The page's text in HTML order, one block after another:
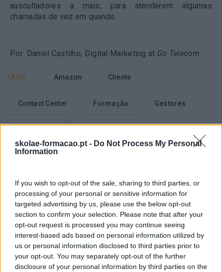
skolae-formacao.pt - Do Not Process My Personal
Information
If you wish to opt-out of the sale, sharing to third parties, or
processing of your personal or sensitive information for
targeted advertising by us, please use the below opt-out
section to confirm your selection. Please note that after your
opt-out request is processed you may continue seeing
interest-based ads based on personal information utilized by
us or personal information disclosed to third parties prior to
your opt-out. You may separately opt-out of the further
disclosure of your personal information by third parties on the
auscultadores a mais, para atenderem algumas
chamadas de vez em quando.
Por: Daniel Castilho, Digital Marketing at Go Telecom
TAGS: Amazon Cliente
Contact Center Formação Gestores
Anterior
ESTARMOS SEMPRE
LIGADOS PODE
PREJUDICAR O
Seguinte
TOTAL TRAINING
CONFERENCE | EDIÇÃO
DE 2015 – ENTREVISTA
REVISTA PESSOAL